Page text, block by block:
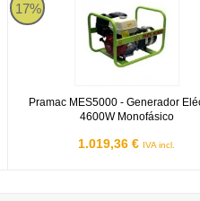
17%
Pramac MES5000 - Generador
4600W Monofásico
1.019,36 € IVA incl.